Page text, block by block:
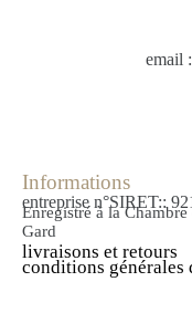
email :
Informations
entreprise n°SIRET::
Enregistré à la
Gard
livraisons et retours
conditions générales